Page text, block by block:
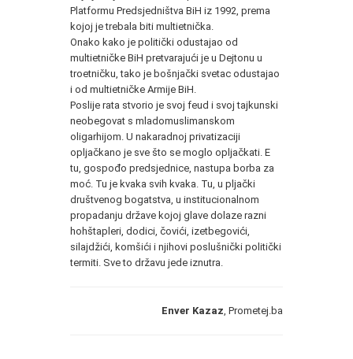
Platformu Predsjedništva BiH iz 1992, prema
kojoj je trebala biti multietnička.
Onako kako je politički odustajao od
multietničke BiH pretvarajući je u Dejtonu u
troetničku, tako je bošnjački svetac odustajao
i od multietničke Armije BiH.
Poslije rata stvorio je svoj feud i svoj tajkunski
neobegovat s mladomuslimanskom
oligarhijom. U nakaradnoj privatizaciji
opljačkano je sve što se moglo opljačkati. E
tu, gospođo predsjednice, nastupa borba za
moć. Tu je kvaka svih kvaka. Tu, u pljački
društvenog bogatstva, u institucionalnom
propadanju države kojoj glave dolaze razni
hohštapleri, dodici, čovići, izetbegovići,
silajdžići, komšići i njihovi poslušnički politički
termiti. Sve to državu jede iznutra.
Enver Kazaz , Prometej.ba